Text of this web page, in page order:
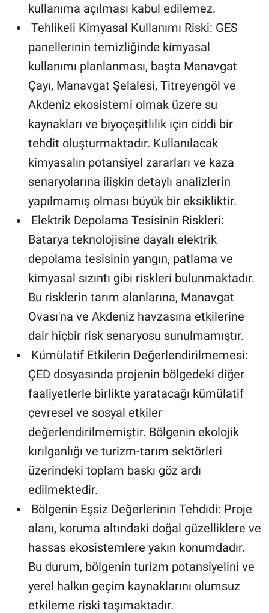
kullanıma açılması kabul edilemez.
Tehlikeli Kimyasal Kullanımı Riski: GES
panellerinin temizliğinde kimyasal
kullanımı planlanması, başta Manavgat
Çayı, Manavgat Şelalesi, Titreyengöl ve
Akdeniz ekosistemi olmak üzere su
kaynakları ve biyoçeşitlilik için ciddi bir
tehdit oluşturmaktadır. Kullanılacak
kimyasalın potansiyel zararları ve kaza
senaryolarına ilişkin detaylı analizlerin
yapılmamış olması büyük bir eksikliktir.
Elektrik Depolama Tesisinin Riskleri:
Batarya teknolojisine dayalı elektrik
depolama tesisinin yangın, patlama ve
kimyasal sızıntı gibi riskleri bulunmaktadır.
Bu risklerin tarım alanlarına, Manavgat
Ovası'na ve Akdeniz havzasına etkilerine
dair hiçbir risk senaryosu sunulmamıştır.
Kümülatif Etkilerin Değerlendirilmemesi:
ÇED dosyasında projenin bölgedeki diğer
faaliyetlerle birlikte yaratacağı kümülatif
çevresel ve sosyal etkiler
değerlendirilmemiştir. Bölgenin ekolojik
kırılganlığı ve turizm-tarım sektörleri
üzerindeki toplam baskı göz ardı
edilmektedir.
Bölgenin Eşsiz Değerlerinin Tehdidi: Proje
alanı, koruma altındaki doğal güzelliklere ve
hassas ekosistemlere yakın konumdadır.
Bu durum, bölgenin turizm potansiyelini ve
yerel halkın geçim kaynaklarını olumsuz
etkileme riski taşımaktadır.